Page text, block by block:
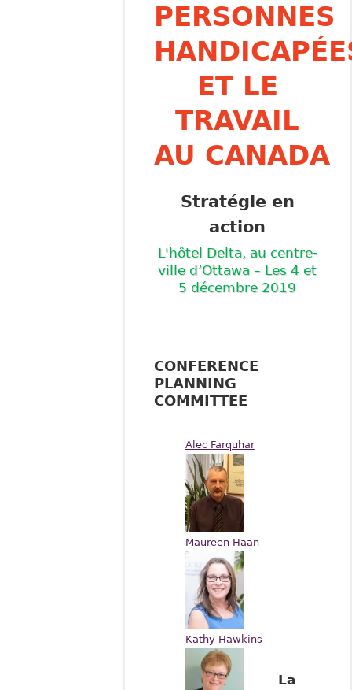
PERSONNES
ET LE
TRAVAIL
AU CANADA
Stratégie en
action
L'hôtel Delta, au centre-
ville d’Ottawa – Les 4 et
5 décembre 2019
CONFERENCE
PLANNING
COMMITTEE
Alec Farquhar
Maureen Haan
Kathy Hawkins
La